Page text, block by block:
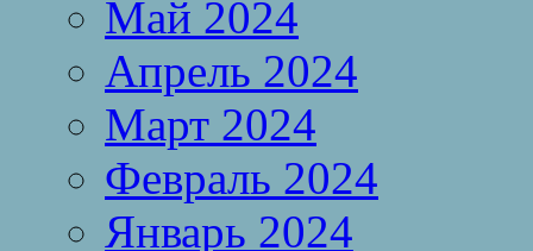
Май 2024
Апрель 2024
Март 2024
Февраль 2024
Январь 2024